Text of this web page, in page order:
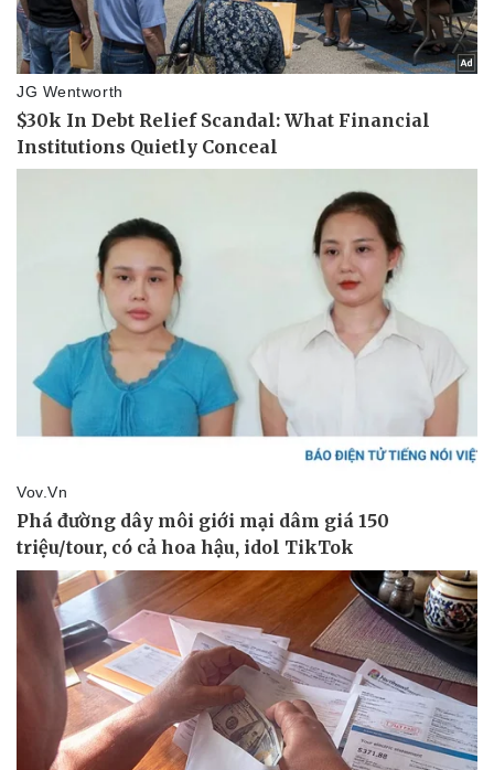
Thể thao
Bóng đá
Lịch thi đấu bóng đá
Ô tô - Xe máy
Ô tô
Xe máy